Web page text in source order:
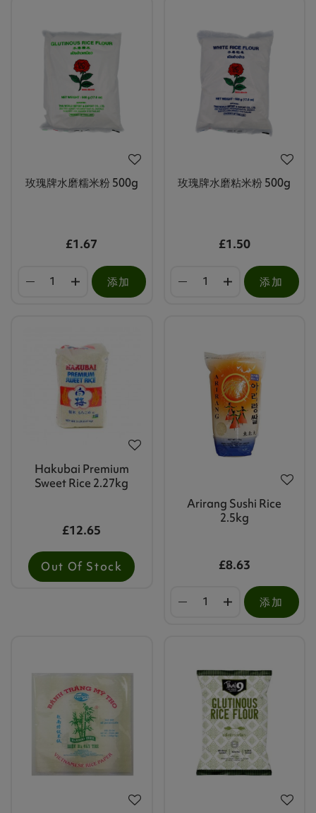
玫瑰牌水磨糯米粉 500g
£1.67
添加
玫瑰牌水磨粘米粉 500g
£1.50
添加
Hakubai Premium
Sweet Rice 2.27kg
£12.65
Out Of Stock
Arirang Sushi Rice
2.5kg
£8.63
添加